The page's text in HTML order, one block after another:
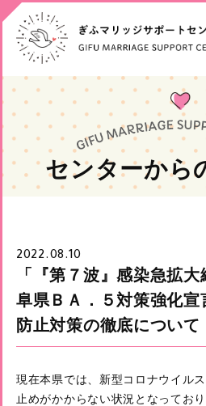
センターから
2022.08.10
「『第７波』感染急拡
阜県ＢＡ．５対策強化
防止対策の徹底について
現在本県では、新型コロナウイル
止めがかからない状況となってお